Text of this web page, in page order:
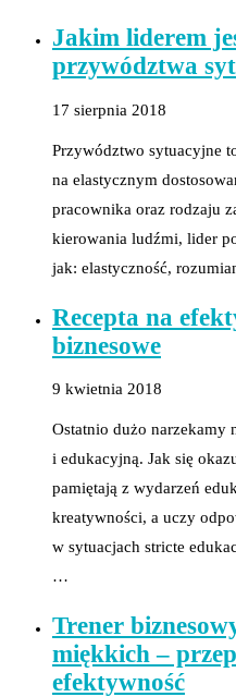
Jakim liderem
przywództwa
17 sierpnia 2018
Przywództwo sytuacyjne
na elastycznym
pracownika oraz rodzaju
kierowania ludźmi, lider
jak: elastyczność,
Recepta na
biznesowe
9 kwietnia 2018
Ostatnio dużo narzekamy
i edukacyjną. Jak się
pamiętają z wydarzeń
kreatywności, a uczy
w sytuacjach stricte
…
Trener
miękkich –
efektywność